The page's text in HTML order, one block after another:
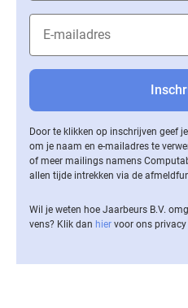
Door te klikken op inschrijven geef
om je naam en e-mailadres te
of meer mailings namens
allen tijde intrekken via de
Wil je weten hoe Jaarbeurs B.V.
vens? Klik dan hier voor ons